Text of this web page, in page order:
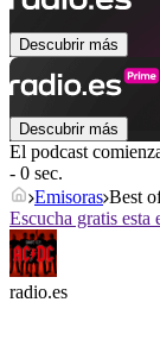
Descubrir más
Descubrir más
El podcast
- 0 sec.
Emisoras Best
Escucha gratis esta
radio.es